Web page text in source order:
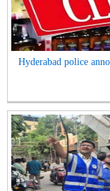
Hyderabad police